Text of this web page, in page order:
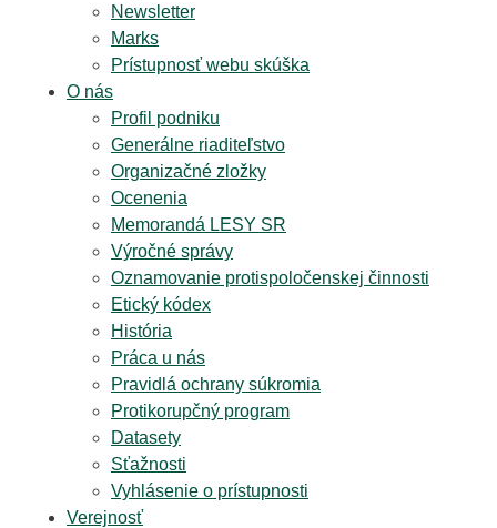
Newsletter
Marks
Prístupnosť webu skúška
O nás
Profil podniku
Generálne riaditeľstvo
Organizačné zložky
Ocenenia
Memorandá LESY SR
Výročné správy
Oznamovanie protispoločenskej činnosti
Etický kódex
História
Práca u nás
Pravidlá ochrany súkromia
Protikorupčný program
Datasety
Sťažnosti
Vyhlásenie o prístupnosti
Verejnosť